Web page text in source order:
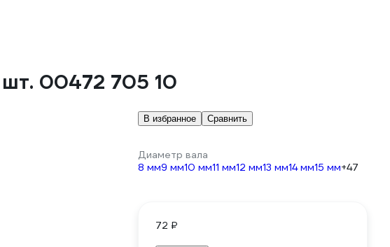
шт. 00472 705 10
В избранное Сравнить
Диаметр вала
8 мм9 мм10 мм11 мм12 мм13 мм14 мм15 мм+47
72 ₽